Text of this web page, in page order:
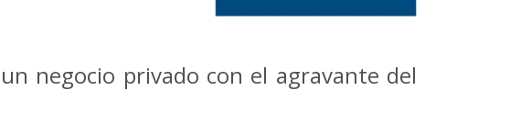
negocio privado con el agravante del